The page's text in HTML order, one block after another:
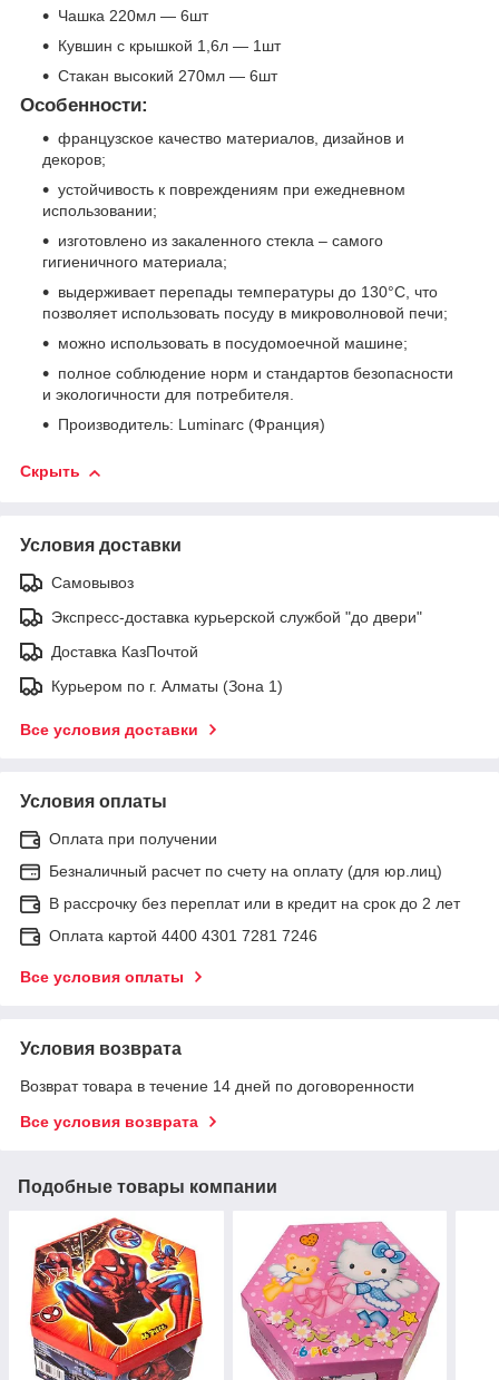
Чашка 220мл — 6шт
Кувшин с крышкой 1,6л — 1шт
Стакан высокий 270мл — 6шт
Особенности:
французское качество материалов, дизайнов и
декоров;
устойчивость к повреждениям при ежедневном
использовании;
изготовлено из закаленного стекла – самого
гигиеничного материала;
выдерживает перепады температуры до 130°С, что
позволяет использовать посуду в микроволновой печи;
можно использовать в посудомоечной машине;
полное соблюдение норм и стандартов безопасности
и экологичности для потребителя.
Производитель: Luminarc (Франция)
Скрыть
Условия доставки
Самовывоз
Экспресс-доставка курьерской службой "до двери"
Доставка КазПочтой
Курьером по г. Алматы (Зона 1)
Все условия доставки
Условия оплаты
Оплата при получении
Безналичный расчет по счету на оплату (для юр.лиц)
В рассрочку без переплат или в кредит на срок до 2 лет
Оплата картой 4400 4301 7281 7246
Все условия оплаты
Условия возврата
Возврат товара в течение 14 дней по договоренности
Все условия возврата
Подобные товары компании